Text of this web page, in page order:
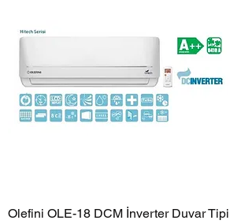
Olefini OLE-18 DCM İnverter Duvar Tipi